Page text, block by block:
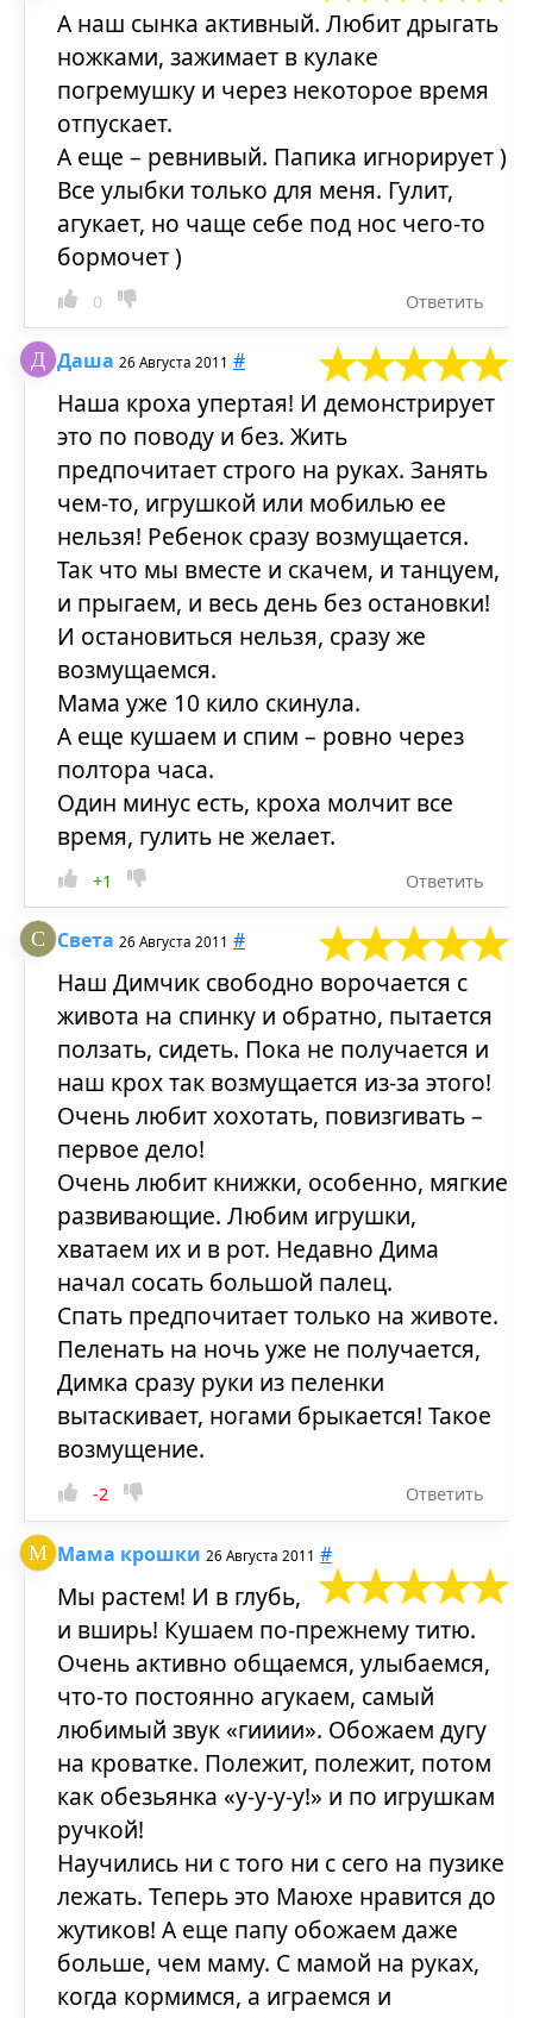
А наш сынка активный. Любит дрыгать
ножками, зажимает в кулаке
погремушку и через некоторое время
отпускает.
А еще – ревнивый. Папика игнорирует )
Все улыбки только для меня. Гулит,
агукает, но чаще себе под нос чего-то
бормочет )
0 Ответить
Даша 26 Августа 2011 #
Наша кроха упертая! И демонстрирует
это по поводу и без. Жить
предпочитает строго на руках. Занять
чем-то, игрушкой или мобилью ее
нельзя! Ребенок сразу возмущается.
Так что мы вместе и скачем, и танцуем,
и прыгаем, и весь день без остановки!
И остановиться нельзя, сразу же
возмущаемся.
Мама уже 10 кило скинула.
А еще кушаем и спим – ровно через
полтора часа.
Один минус есть, кроха молчит все
время, гулить не желает.
+1 Ответить
Света 26 Августа 2011 #
Наш Димчик свободно ворочается с
живота на спинку и обратно, пытается
ползать, сидеть. Пока не получается и
наш крох так возмущается из-за этого!
Очень любит хохотать, повизгивать –
первое дело!
Очень любит книжки, особенно, мягкие
развивающие. Любим игрушки,
хватаем их и в рот. Недавно Дима
начал сосать большой палец.
Спать предпочитает только на животе.
Пеленать на ночь уже не получается,
Димка сразу руки из пеленки
вытаскивает, ногами брыкается! Такое
возмущение.
-2 Ответить
Мама крошки 26 Августа 2011 #
Мы растем! И в глубь,
и вширь! Кушаем по-прежнему титю.
Очень активно общаемся, улыбаемся,
что-то постоянно агукаем, самый
любимый звук «гииии». Обожаем дугу
на кроватке. Полежит, полежит, потом
как обезьянка «у-у-у-у!» и по игрушкам
ручкой!
Научились ни с того ни с сего на пузике
лежать. Теперь это Маюхе нравится до
жутиков! А еще папу обожаем даже
больше, чем маму. С мамой на руках,
когда кормимся, а играемся и